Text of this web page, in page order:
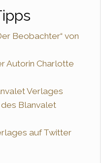
Beobachter“ von
Autorin Charlotte
Verlages
Blanvalet
auf Twitter